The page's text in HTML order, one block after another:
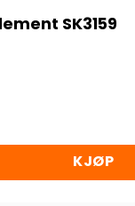
SK3159
SK3159 antall
KJØP